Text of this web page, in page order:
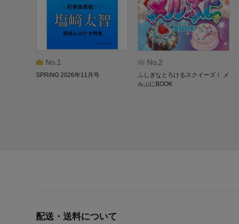
No.1
SPRiNG 2026年11月号
No.2
ふしぎなとろけるスクイーズ！ メ
ルぷにBOOK
配送・送料について